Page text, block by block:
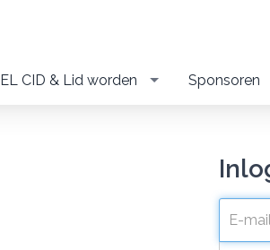
EL CID & Lid worden Sponsoren